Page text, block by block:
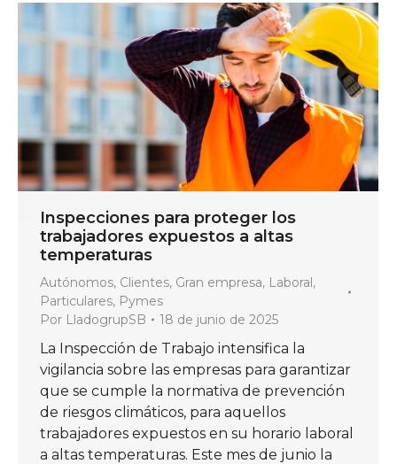
Inspecciones para proteger los
trabajadores expuestos a altas
temperaturas
Autónomos, Clientes, Gran empresa, Laboral,
Particulares, Pymes
Por LladogrupSB 18 de junio de 2025
La Inspección de Trabajo intensifica la
vigilancia sobre las empresas para garantizar
que se cumple la normativa de prevención
de riesgos climáticos, para aquellos
trabajadores expuestos en su horario laboral
a altas temperaturas. Este mes de junio la